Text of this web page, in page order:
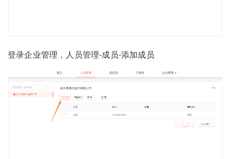
登录企业管理，人员管理-成员-添加成员